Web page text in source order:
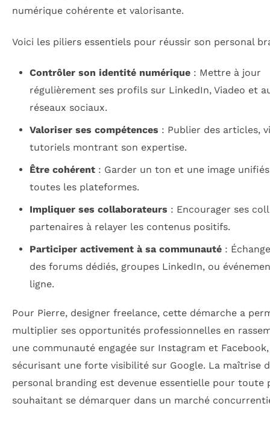
numérique cohérente et valorisante.
Voici les piliers essentiels pour réussir son personal
Contrôler son identité numérique: Mettre à jour
régulièrement ses profils sur LinkedIn, Viadeo et
réseaux sociaux.
Valoriser ses compétences : Publier des articles,
tutoriels montrant son expertise.
Être cohérent: Garder un ton et une image
toutes les plateformes.
Impliquer ses collaborateurs : Encourager ses
partenaires à relayer les contenus positifs.
Participer activement à sa communauté:
des forums dédiés, groupes LinkedIn, ou
ligne.
Pour Pierre, designer freelance, cette démarche a
multiplier ses opportunités professionnelles en
une communauté engagée sur Instagram et
sécurisant une forte visibilité sur Google. La maîtrise
personal branding est devenue essentielle pour toute
souhaitant se démarquer dans un marché